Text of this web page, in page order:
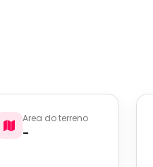
Area do terreno
-